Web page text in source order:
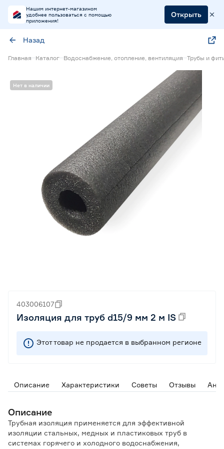
Нашим интернет-магазином
удобнее пользоваться с помощью
приложения!
Открыть
Назад
Главная Каталог Водоснабжение, отопление, вентиляция Трубы и
Нет в наличии
403006107
Изоляция для труб d15/9 мм 2 м IS
Этот товар не продается в выбранном регионе
Описание Характеристики Советы Отзывы
Описание
Трубная изоляция применяется для эффективной
изоляции стальных, медных и пластиковых труб в
системах горячего и холодного водоснабжения,